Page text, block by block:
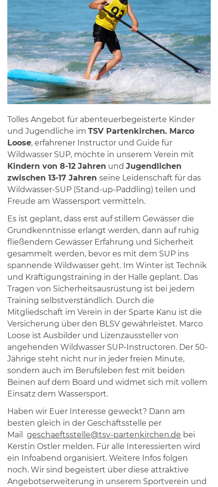
Tolles Angebot für abenteuerbegeisterte Kinder
und Jugendliche im TSV Partenkirchen. Marco
Loose, erfahrener Instructor und Guide für
Wildwasser SUP, möchte in unserem Verein mit
Kindern von 8-12 Jahren und Jugendlichen
zwischen 13-17 Jahren seine Leidenschaft für das
Wildwasser-SUP (Stand-up-Paddling) teilen und
Freude am Wassersport vermitteln.
Es ist geplant, dass erst auf stillem Gewässer die
Grundkenntnisse erlangt werden, dann auf ruhig
fließendem Gewässer Erfahrung und Sicherheit
gesammelt werden, bevor es mit dem SUP ins
spannende Wildwasser geht. Im Winter ist Technik
und Kräftigungstraining in der Halle geplant. Das
Tragen von Sicherheitsausrüstung ist bei jedem
Training selbstverständlich. Durch die
Mitgliedschaft im Verein in der Sparte Kanu ist die
Versicherung über den BLSV gewährleistet. Marco
Loose ist Ausbilder und Lizenzaussteller von
angehenden Wildwasser SUP-Instructoren. Der 50-
Jährige steht nicht nur in jeder freien Minute,
sondern auch im Berufsleben fest mit beiden
Beinen auf dem Board und widmet sich mit vollem
Einsatz dem Wassersport.
Haben wir Euer Interesse geweckt? Dann am
besten gleich in der Geschäftsstelle per
Mail geschaeftsstelle@tsv-partenkirchen.de bei
Kerstin Ostler melden. Für alle Interessierten wird
ein Infoabend organisiert. Weitere Infos folgen
noch. Wir sind begeistert über diese attraktive
Angebotserweiterung in unserem Sportverein und